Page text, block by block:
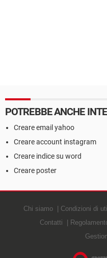
POTREBBE ANCHE
Creare email yahoo
Creare account instagram
Creare indice su word
Creare poster
Chi siamo Condizioni di
Contatti